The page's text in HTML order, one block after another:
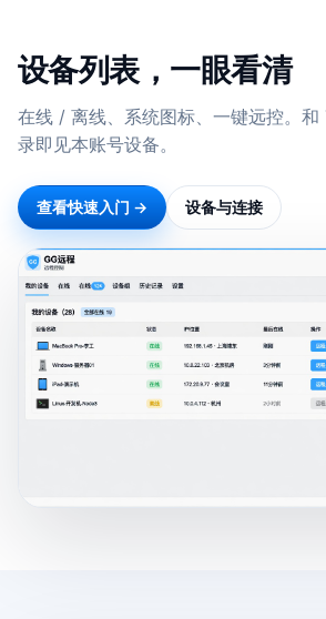
设备列表，一眼看清
在线 / 离线、系统图标、一键远控。
录即见本账号设备。
查看快速入门 → 设备与连接